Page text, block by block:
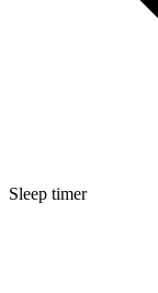
Sleep timer